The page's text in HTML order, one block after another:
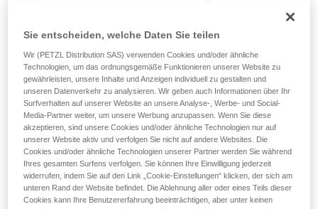
Die gleichen Sicherungshandgriffe wie beim Sichern im
Nachteile:
Im Falle eines schweren Sturzes oder eines großen
Gewichtsunterschieds zwischen sichernder und kletternder
Person wird die sichernde Person möglicherweise in den
Umlenkpunkt geschleudert
Höhere Belastung des Sicherungspunkts durch den
Flaschenzugeffekt
Sie entscheiden, welche Daten Sie teilen
Wir (PETZL Distribution SAS) verwenden Cookies und/oder ähnliche
Technologien, um das ordnungsgemäße Funktionieren unserer Website zu
gewährleisten, unsere Inhalte und Anzeigen individuell zu gestalten und
unseren Datenverkehr zu analysieren. Wir geben auch Informationen über Ihr
Surfverhalten auf unserer Website an unsere Analyse-, Werbe- und Social-
Media-Partner weiter, um unsere Werbung anzupassen. Wenn Sie diese
akzeptieren, sind unsere Cookies und/oder ähnliche Technologien nur auf
unserer Website aktiv und verfolgen Sie nicht auf andere Websites. Die
Cookies und/oder ähnliche Technologien unserer Partner werden Sie während
Ihres gesamten Surfens verfolgen. Sie können Ihre Einwilligung jederzeit
widerrufen, indem Sie auf den Link „Cookie-Einstellungen“ klicken, der sich am
unteren Rand der Website befindet. Die Ablehnung aller oder eines Teils dieser
Cookies kann Ihre Benutzererfahrung beeinträchtigen, aber unter keinen